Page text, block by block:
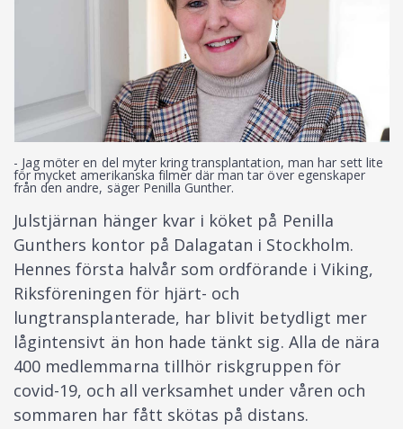
- Jag möter en del myter kring transplantation, man har sett lite
för mycket amerikanska filmer där man tar över egenskaper
från den andre, säger Penilla Gunther.
Julstjärnan hänger kvar i köket på Penilla
Gunthers kontor på Dalagatan i Stockholm.
Hennes första halvår som ordförande i Viking,
Riksföreningen för hjärt- och
lungtransplanterade, har blivit betydligt mer
lågintensivt än hon hade tänkt sig. Alla de nära
400 medlemmarna tillhör riskgruppen för
covid-19, och all verksamhet under våren och
sommaren har fått skötas på distans.